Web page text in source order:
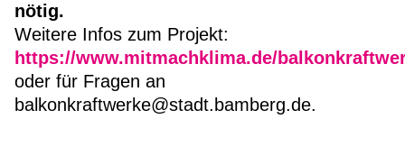
nötig.
Weitere Infos zum Projekt:
https://www.mitmachklima.de/
oder für Fragen an
balkonkraftwerke@stadt.bamberg.de.